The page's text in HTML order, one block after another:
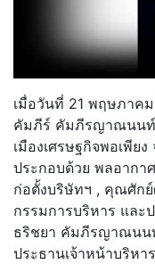
เมื่อวันที่ 21 พฤษภาค
คัมภีร์ คัมภีรญาณนนท์
เมืองเศรษฐกิจพอเพีย
ประกอบด้วย พลอาก
ก่อตั้งบริษัทฯ , คุณศัก
กรรมการบริหาร และ
ธริชยา คัมภีรญาณนน
ประธานเจ้าหน้าบริห